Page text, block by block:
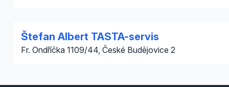
Štefan Albert TASTA-servis
Fr. Ondříčka 1109/44, České Budějovice 2